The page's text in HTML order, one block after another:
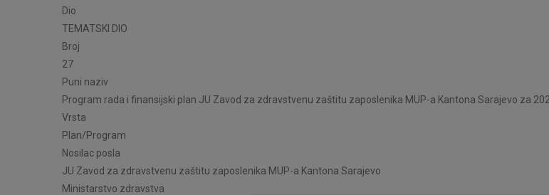
Dio
TEMATSKI DIO
Broj
27
Puni naziv
Program rada i finansijski plan JU Zavod za zdravstvenu zaštitu zaposlenika MUP-a Kantona Sarajevo za
Vrsta
Plan/Program
Nosilac posla
JU Zavod za zdravstvenu zaštitu zaposlenika MUP-a Kantona Sarajevo
Ministarstvo zdravstva